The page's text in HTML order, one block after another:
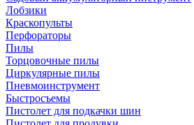
Лобзики
Краскопульты
Перфораторы
Пилы
Торцовочные пилы
Циркулярные пилы
Пневмоинструмент
Быстросъемы
Пистолет для подкачки шин